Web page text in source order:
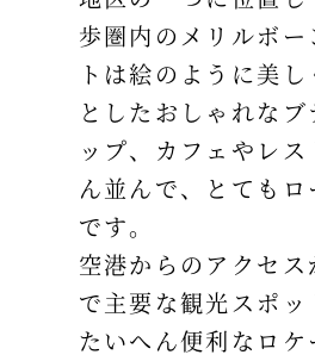
歩圏内のメリルボ
トは絵のように美
としたおしゃれな
ップ、カフェやレ
ん並んで、とても
です。
空港からのアクセ
で主要な観光スポ
たいへん便利なロケ